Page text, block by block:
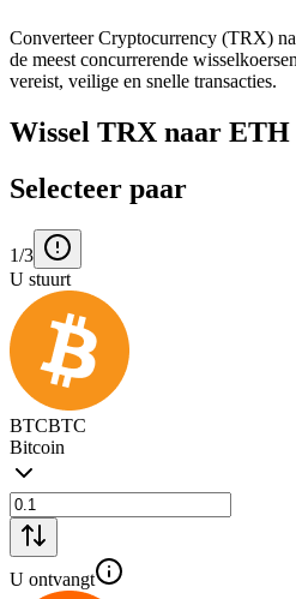
Converteer Cryptocurrency (TRX)
de meest concurrerende
vereist, veilige en snelle transacties.
Wissel TRX naar ETH
Selecteer paar
1/3
U stuurt
BTCBTC
Bitcoin
U ontvangt